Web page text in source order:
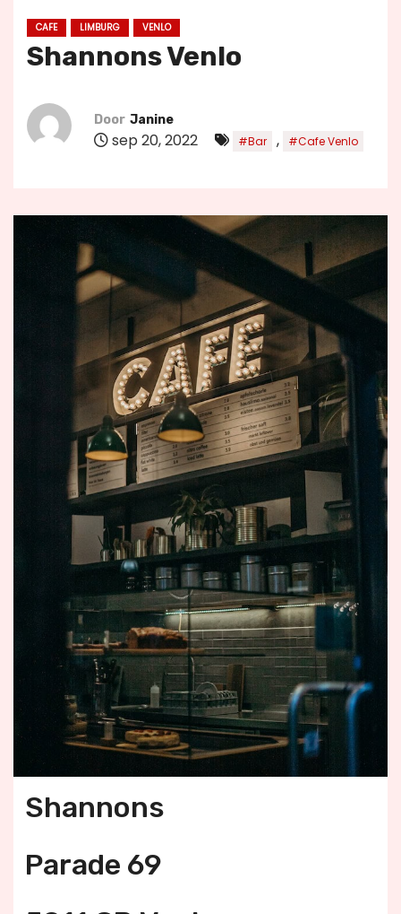
CAFE LIMBURG VENLO
Shannons Venlo
Door Janine
sep 20, 2022 #Bar , #Cafe Venlo
Shannons
Parade 69